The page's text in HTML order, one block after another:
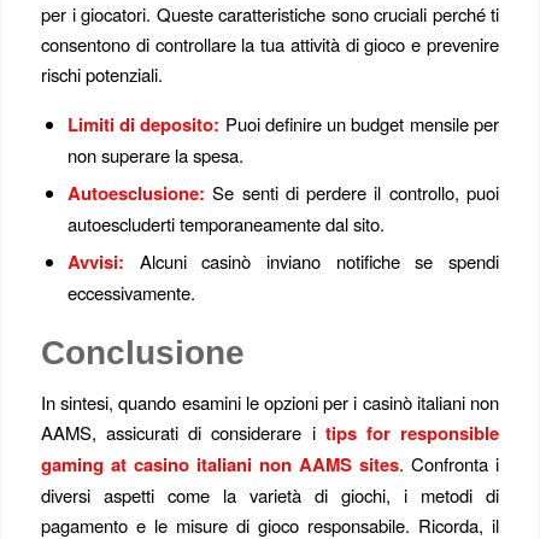
per i giocatori. Queste caratteristiche sono cruciali perché ti
consentono di controllare la tua attività di gioco e prevenire
rischi potenziali.
Limiti di deposito: Puoi definire un budget mensile per
non superare la spesa.
Autoesclusione: Se senti di perdere il controllo, puoi
autoescluderti temporaneamente dal sito.
Avvisi: Alcuni casinò inviano notifiche se spendi
eccessivamente.
Conclusione
In sintesi, quando esamini le opzioni per i casinò italiani non
AAMS, assicurati di considerare i tips for responsible
gaming at casino italiani non AAMS sites. Confronta i
diversi aspetti come la varietà di giochi, i metodi di
pagamento e le misure di gioco responsabile. Ricorda, il